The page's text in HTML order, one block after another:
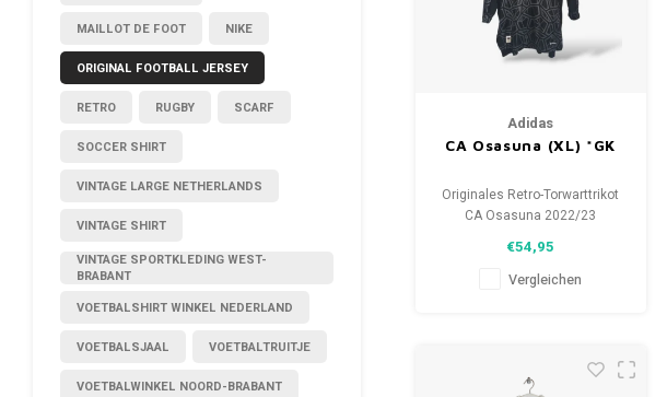
MAILLOT DE FOOT NIKE
ORIGINAL FOOTBALL JERSEY
RETRO RUGBY SCARF
SOCCER SHIRT
VINTAGE LARGE NETHERLANDS
VINTAGE SHIRT
VINTAGE SPORTKLEDING WEST-
BRABANT
VOETBALSHIRT WINKEL NEDERLAND
VOETBALSJAAL VOETBALTRUITJE
VOETBALWINKEL NOORD-BRABANT
Adidas
CA Osasuna (XL) *GK
Originales Retro-Torwarttrikot
CA Osasuna 2022/23
Zustand: 9.5/10 (gebracht)
€54,95
Vergleichen